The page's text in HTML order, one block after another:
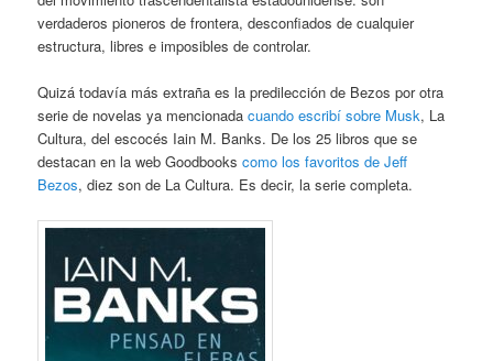
verdaderos pioneros de frontera, desconfiados de cualquier
estructura, libres e imposibles de controlar.
Quizá todavía más extraña es la predilección de Bezos por otra
serie de novelas ya mencionadacuando escribí sobre Musk, La
Cultura, del escocés Iain M. Banks. De los 25 libros que se
destacan en la web Goodbookscomo los favoritos de Jeff
Bezos, diez son de La Cultura. Es decir, la serie completa.